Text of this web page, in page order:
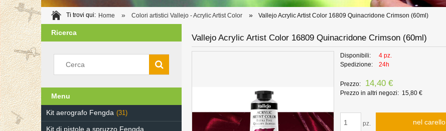
Ti trovi qui: Home » Colori artistici Vallejo - Acrylic Artist Color » Vallejo Acrylic Artist Color 16809 Quinacridone Crimson (60ml)
Ricerca
Menu
Kit aerografo Fengda (31)
Kit di pistole a spruzzo Fengda
Vallejo Acrylic Artist Color 16809 Quinacridone Crimson (60ml)
Disponibili:
4 pz.
Spedizione:
24h
Prezzo: 14,40 €
Prezzo in altri negozi: 15,80 €
pz. nel carello